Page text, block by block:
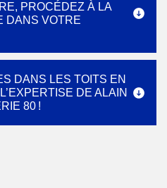
PROCÉDEZ À LA
DANS VOTRE
DANS LES TOITS EN
DE ALAIN
80 !